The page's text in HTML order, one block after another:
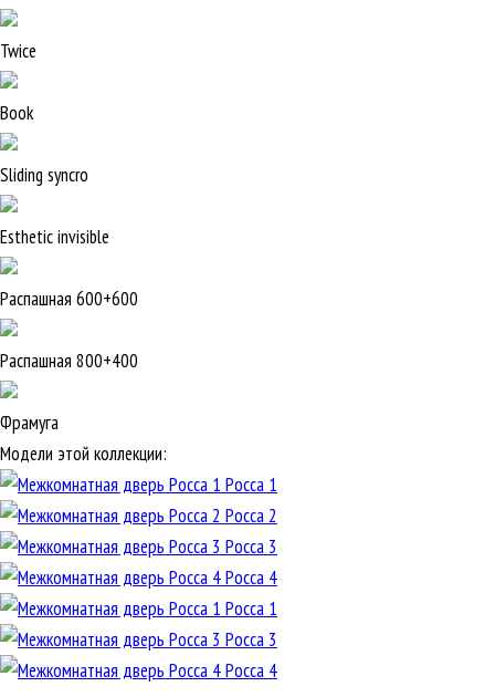
Twice
Book
Sliding syncro
Esthetic invisible
Распашная 600+600
Распашная 800+400
Фрамуга
Модели этой коллекции:
Росса 1
Росса 2
Росса 3
Росса 4
Росса 1
Росса 3
Росса 4